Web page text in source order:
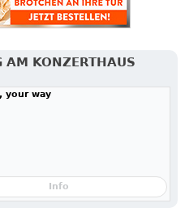
AM KONZERTHAUS
your way
Info